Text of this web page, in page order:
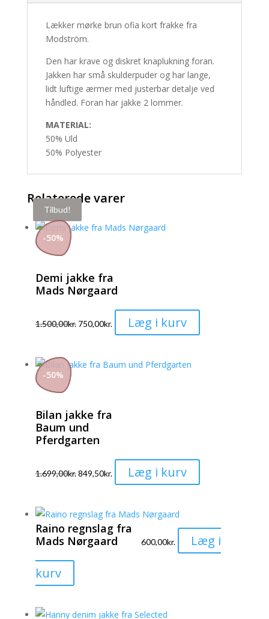
Lækker mørke brun ofia kort frakke fra
Modström.
Den har krave og diskret knaplukning foran.
Jakken har små skulderpuder og har lange,
lidt luftige ærmer med justerbar detalje ved
håndled. Foran har jakke 2 lommer.
MATERIAL:
50% Uld
50% Polyester
Relaterede varer
Tilbud!
-50%
Demi jakke fra
Mads Nørgaard
1.500,00kr. 750,00kr. Læg i kurv
vare
varesiden
Tilbud!
-50%
Bilan jakke fra
Baum und
Pferdgarten
1.699,00kr.849,50kr. Læg i kurv
vare
varianter.
Mulighederne
Raino regnslag fra
Mads Nørgaard
600,00kr.
Læg i
kurv
vare
flere